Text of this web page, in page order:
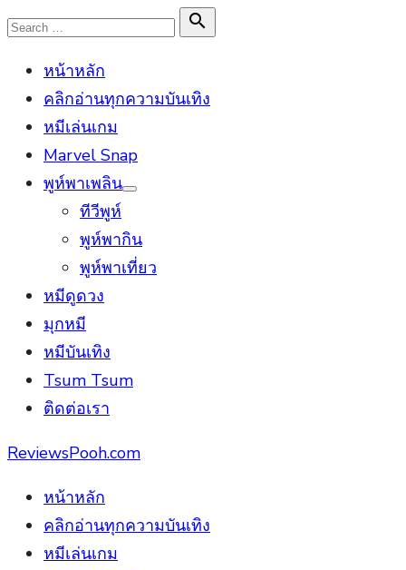
Skip
content
Search

Search
หน้าหลัก
คลิกอ่านทุกความบันเทิง
หมีเล่นเกม
Marvel Snap
พูห์พาเพลิน
Show
ทีวีพูห์
พูห์พากิน
พูห์พาเที่ยว
หมีดูดวง
มุกหมี
หมีบันเทิง
Tsum Tsum
ติดต่อเรา
ReviewsPooh.com
หน้าหลัก
คลิกอ่านทุกความบันเทิง
หมีเล่นเกม